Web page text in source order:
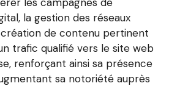
la gestion des réseaux
de contenu pertinent
trafic qualifié vers le site web
renforçant ainsi sa présence
sa notoriété auprès